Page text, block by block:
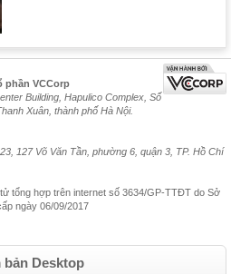
phần VCCorp
Building, Hapulico Complex, Số
Xuân, thành phố Hà Nội.
127 Võ Văn Tần, phường 6, quận 3, TP. Hồ Chí
tổng hợp trên internet số 3634/GP-TTĐT do Sở
ngày 06/09/2017
bản Desktop